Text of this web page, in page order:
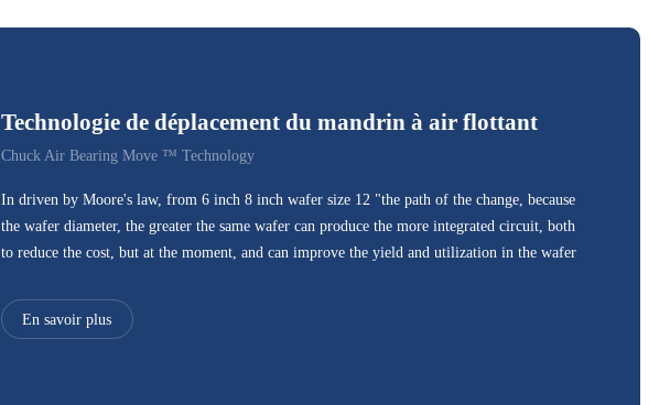
Technologie de déplacement du mandrin à air flottant
Chuck Air Bearing Move ™ Technology
In driven by Moore's law, from 6 inch 8 inch wafer size 12 "the path of the change, because
the wafer diameter, the greater the same wafer can produce the more integrated circuit, both
to reduce the cost, but at the moment, and can improve the yield and utilization in the wafer
test chip moves to the next is likely to become more and more far distance of the chip under
test, mobile is also likely to become more and more high frequency, and wafer test at the
En savoir plus